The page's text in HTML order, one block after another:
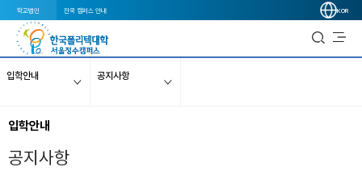
학교법인 전국 캠퍼스 안내 KOR
입학안내 공지사항
입학안내
공지사항